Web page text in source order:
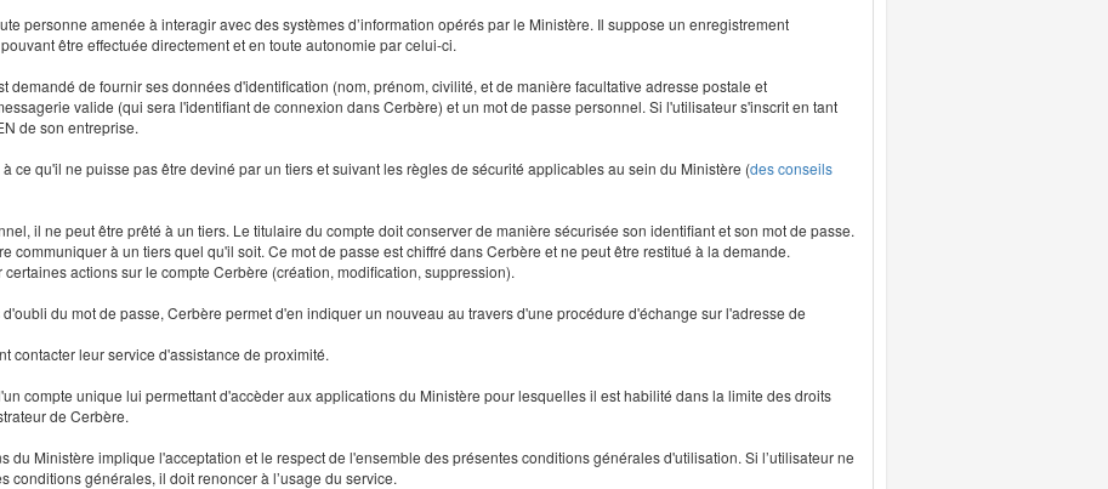
personne amenée à interagir avec des systèmes d’information opérés par le Ministère. Il suppose un enregistrement
être effectuée directement et en toute autonomie par celui-ci.
demandé de fournir ses données d'identification (nom, prénom, civilité, et de manière facultative adresse postale et
valide (qui sera l'identifiant de connexion dans Cerbère) et un mot de passe personnel. Si l'utilisateur s'inscrit en tant
de son entreprise.
ce qu'il ne puisse pas être deviné par un tiers et suivant les règles de sécurité applicables au sein du Ministère (des conseils
il ne peut être prêté à un tiers. Le titulaire du compte doit conserver de manière sécurisée son identifiant et son mot de passe.
communiquer à un tiers quel qu'il soit. Ce mot de passe est chiffré dans Cerbère et ne peut être restitué à la demande.
actions sur le compte Cerbère (création, modification, suppression).
du mot de passe, Cerbère permet d'en indiquer un nouveau au travers d'une procédure d'échange sur l'adresse de
contacter leur service d'assistance de proximité.
compte unique lui permettant d'accèder aux applications du Ministère pour lesquelles il est habilité dans la limite des droits
de Cerbère.
du Ministère implique l'acceptation et le respect de l'ensemble des présentes conditions générales d'utilisation. Si l’utilisateur ne
conditions générales, il doit renoncer à l’usage du service.